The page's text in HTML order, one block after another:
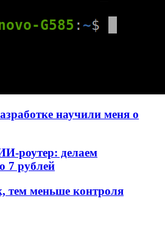
научили меня о
роутер: делаем
7 рублей
тем меньше контроля